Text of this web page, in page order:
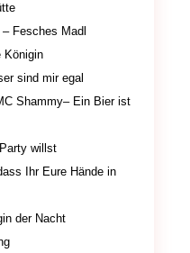
Fesches Madl
Königin
sind mir egal
Shammy– Ein Bier ist
willst
Ihr Eure Hände in
der Nacht